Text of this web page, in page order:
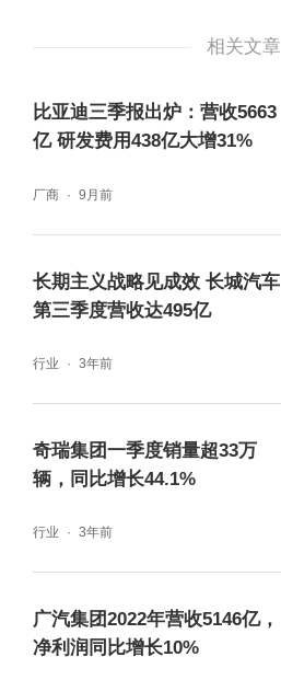
相关文章
比亚迪三季报出炉：营收5663
亿 研发费用438亿大增31%
厂商 9月前
长期主义战略见成效 长城汽车
第三季度营收达495亿
行业 3年前
奇瑞集团一季度销量超33万
辆，同比增长44.1%
行业 3年前
广汽集团2022年营收5146亿，
净利润同比增长10%